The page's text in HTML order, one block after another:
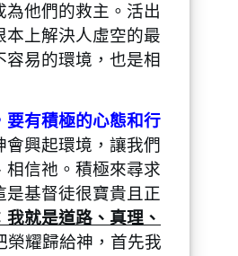
為他們的救主。活出
本上解決人虛空的最
容易的環境，也是相
要有積極的心態和行
會興起環境，讓我們
相信祂。積極來尋求
是基督徒很寶貴且正
我就是道路、真理、
榮耀歸給神，首先我